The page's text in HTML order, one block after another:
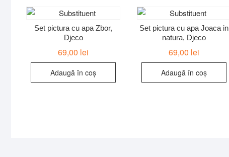
Set pictura cu apa Zbor,
Djeco
69,00 lei
Adaugă în coș
Set pictura cu apa Joaca in
natura, Djeco
69,00 lei
Adaugă în coș